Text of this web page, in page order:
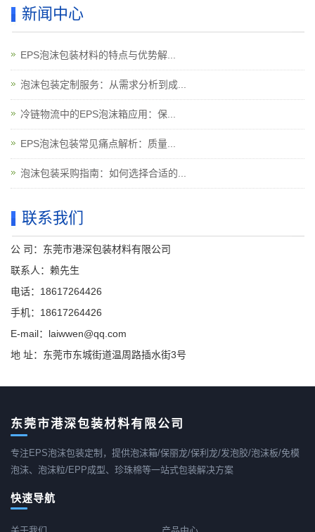
新闻中心
EPS泡沫包装材料的特点与优势解...
泡沫包装定制服务：从需求分析到成...
冷链物流中的EPS泡沫箱应用：保...
EPS泡沫包装常见痛点解析：质量...
泡沫包装采购指南：如何选择合适的...
联系我们
公 司：东莞市港深包装材料有限公司
联系人：赖先生
电话：18617264426
手机：18617264426
E-mail：laiwwen@qq.com
地 址：东莞市东城街道温周路插水街3号
东莞市港深包装材料有限公司
专注EPS泡沫包装定制，提供泡沫箱/保丽龙/保利龙/发泡胶/泡沫板/免模
泡沫、泡沫粒/EPP成型、珍珠棉等一站式包装解决方案
快速导航